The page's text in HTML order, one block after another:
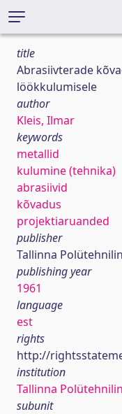
title
Abrasiivterade
löökkulumisele
author
Kleis, Ilmar
keywords
metallid
kulumine (tehnika)
abrasiivid
kõvadus
projektiaruanded
publisher
Tallinna
publishing year
1961
language
est
rights
http://
institution
Tallinna
subunit